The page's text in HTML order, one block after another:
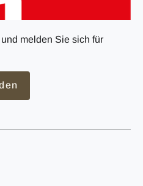
melden Sie sich für